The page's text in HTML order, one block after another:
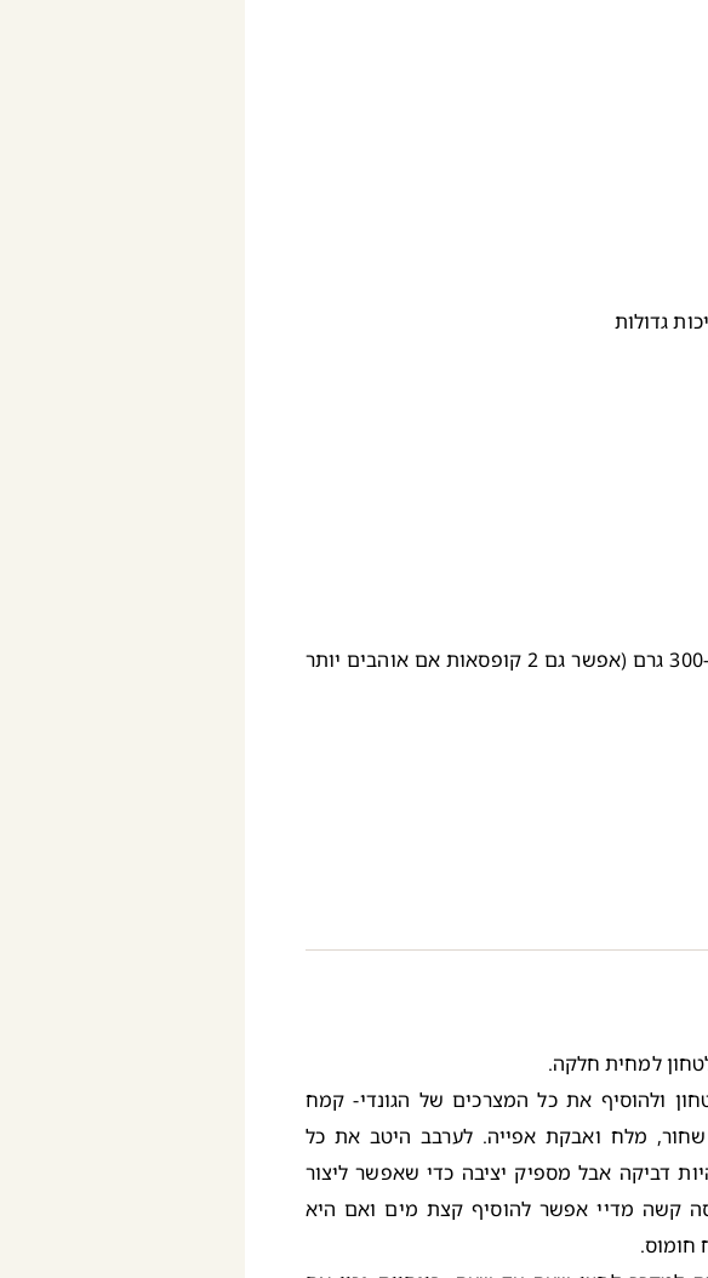
1 קופסה או מיכל של חומוס מבושל ומסונן, כ-300 גרם (אפשר גם 2 קופסאות אם אוהבים יותר
למחית חלקה.
ולהוסיף את כל המצרכים של הגונדי- קמח
מלח ואבקת אפייה. לערבב היטב את כל
דביקה אבל מספיק יציבה כדי שאפשר ליצור
קשה מדיי אפשר להוסיף קצת מים ואם היא
חומוס.